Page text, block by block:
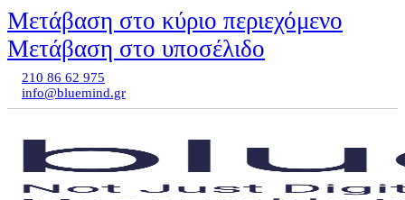
Μετάβαση στο κύριο περιεχόμενο
Μετάβαση στο υποσέλιδο
210 86 62 975
info@bluemind.gr